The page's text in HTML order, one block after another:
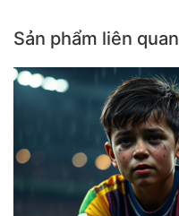
Sản phẩm liên quan